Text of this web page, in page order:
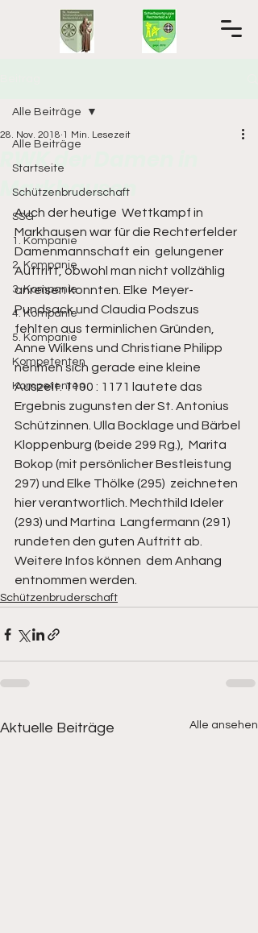
Alle Beiträge
Startseite
Schützenbruderschaft
SSG
1. Kompanie
2. Kompanie
3. Kompanie
4. Kompanie
5. Kompanie
Kompetenten
Kompetenten
Alle Beiträge
RWK der Damen in
Markhausen
28. Nov. 2018 1 Min. Lesezeit
Auch der heutige  Wettkampf in
Markhausen war für die Rechterfelder
Damenmannschaft ein  gelungener
Auftritt, obwohl man nicht vollzählig
anreisen konnten. Elke  Meyer-
Pundsack und Claudia Podszus
fehlten aus terminlichen Gründen,
Anne Wilkens und Christiane Philipp
nehmen sich gerade eine kleine
Auszeit. 1190 : 1171 lautete das
Ergebnis zugunsten der St. Antonius
Schützinnen. Ulla Bocklage und Bärbel
Kloppenburg (beide 299 Rg.),  Marita
Bokop (mit persönlicher Bestleistung
297) und Elke Thölke (295)  zeichneten
hier verantwortlich. Mechthild Ideler
(293) und Martina  Langfermann (291)
rundeten den guten Auftritt ab.
Weitere Infos können  dem Anhang
entnommen werden.
Schützenbruderschaft
Aktuelle Beiträge Alle ansehen